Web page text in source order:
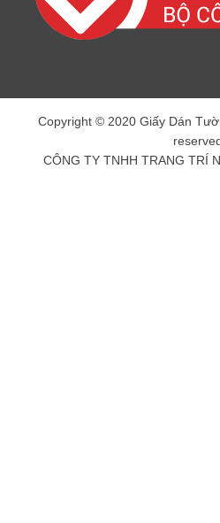
Copyright © 2020 Giấy Dán
CÔNG TY TNHH TRANG TRÍ